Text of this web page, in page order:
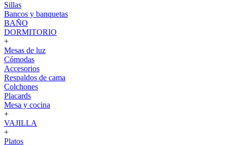
Sillas
Bancos y banquetas
BAÑO
DORMITORIO
+
Mesas de luz
Cómodas
Accesorios
Respaldos de cama
Colchones
Placards
Mesa y cocina
+
VAJILLA
+
Platos